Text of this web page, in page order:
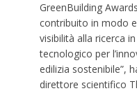
GreenBuilding
contribuito in modo
visibilità alla ricerca
tecnologico per
edilizia sostenibile”,
direttore scientifico